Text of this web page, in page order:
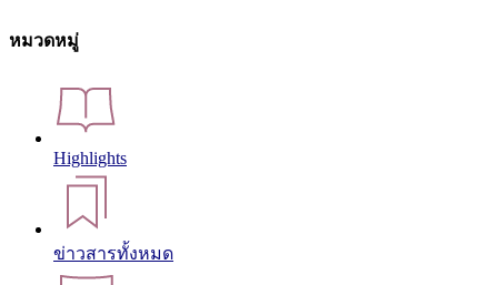
หมวดหมู่
Highlights
ข่าวสารทั้งหมด